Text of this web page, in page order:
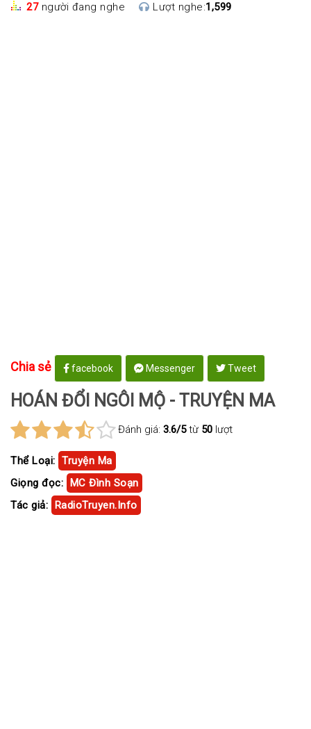
27người đang nghe Lượt nghe:1,599
Chia sẻ facebook Messenger Tweet
HOÁN ĐỔI NGÔI MỘ - TRUYỆN MA
Đánh giá: 3.6/5từ 50 lượt
Thể Loại: Truyện Ma
Giọng đọc: MC Đình Soạn
Tác giả: RadioTruyen.Info